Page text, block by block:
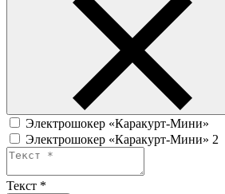
Электрошокер «Каракурт-Мини»
Электрошокер «Каракурт-Мини» 2
Текст *